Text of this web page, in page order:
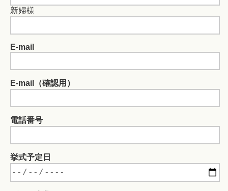
新婦様
E-mail
E-mail（確認用）
電話番号
挙式予定日